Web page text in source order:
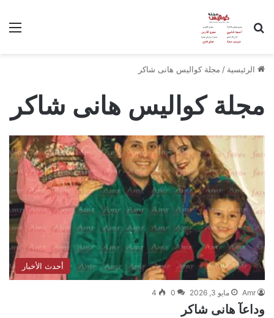
بحث عن
الرئيسية / مجلة كواليس هانى شاكر
مجلة كواليس هانى شاكر
أحدث الأخبار
Amr مايو 3, 2026 0
4
وداعآ هانى شاكر